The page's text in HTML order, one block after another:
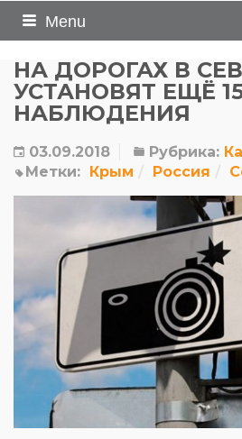
Menu
НА ДОРОГАХ В
УСТАНОВЯТ ЕЩЁ
НАБЛЮДЕНИЯ
03.09.2018 Рубрика:
Метки: Крым Россия